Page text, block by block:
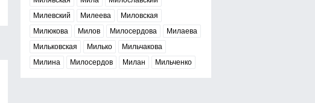
Милевский
Милеева
Миловская
Милюкова
Милов Милосердова
Милаева
Мильковская
Милько
Мильчакова
Милина
Милосердов Милан Мильченко